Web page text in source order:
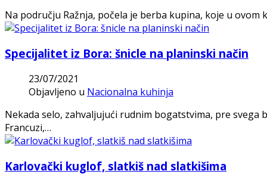
Na području Ražnja, počela je berba kupina, koje u
Specijalitet iz Bora: šnicle na planinski način
23/07/2021
Objavljeno u Nacionalna kuhinja
Nekada selo, zahvaljujući rudnim bogatstvima, pre
Francuzi,…
Karlovački kuglof, slatkiš nad slatkišima